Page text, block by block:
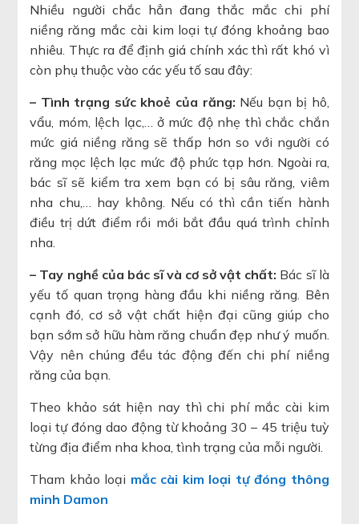
Nhiều người chắc hẳn đang thắc mắc chi phí
niềng răng mắc cài kim loại tự đóng khoảng bao
nhiêu. Thực ra để định giá chính xác thì rất khó vì
còn phụ thuộc vào các yếu tố sau đây:
– Tình trạng sức khoẻ của răng: Nếu bạn bị hô,
vẩu, móm, lệch lạc,… ở mức độ nhẹ thì chắc chắn
mức giá niềng răng sẽ thấp hơn so với người có
răng mọc lệch lạc mức độ phức tạp hơn. Ngoài ra,
bác sĩ sẽ kiểm tra xem bạn có bị sâu răng, viêm
nha chu,… hay không. Nếu có thì cần tiến hành
điều trị dứt điểm rồi mới bắt đầu quá trình chỉnh
nha.
– Tay nghề của bác sĩ và cơ sở vật chất: Bác sĩ là
yếu tố quan trọng hàng đầu khi niềng răng. Bên
cạnh đó, cơ sở vật chất hiện đại cũng giúp cho
bạn sớm sở hữu hàm răng chuẩn đẹp như ý muốn.
Vậy nên chúng đều tác động đến chi phí niềng
răng của bạn.
Theo khảo sát hiện nay thì chi phí mắc cài kim
loại tự đóng dao động từ khoảng 30 – 45 triệu tuỳ
từng địa điểm nha khoa, tình trạng của mỗi người.
Tham khảo loại mắc cài kim loại tự đóng thông
minh Damon